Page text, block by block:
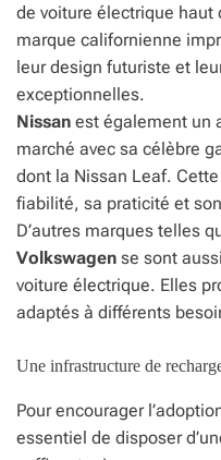
de voiture électrique
marque californienne
leur design futuriste et
exceptionnelles.
Nissan est également un
marché avec sa célèbre
dont la Nissan Leaf.
fiabilité, sa praticité et
D’autres marques telles
Volkswagen se sont
voiture électrique. Elles
adaptés à différents
Une infrastructure de
Pour encourager
essentiel de disposer